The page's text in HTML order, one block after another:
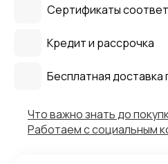
Сертификаты
Кредит и рассрочка
Бесплатная доставка
Что важно знать до
Работаем с социальным